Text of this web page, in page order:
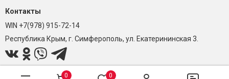
Контакты
WIN +7(978) 915-72-14
Республика Крым, г. Симферополь, ул. Екатерининская 3.
0 0